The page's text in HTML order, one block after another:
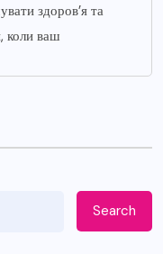
здоров’я та
коли ваш
Search